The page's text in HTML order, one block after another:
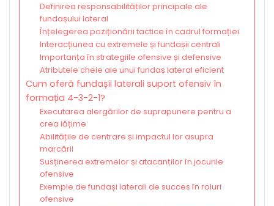
Definirea responsabilităților principale ale
fundașului lateral
Înțelegerea poziționării tactice în cadrul formației
Interacțiunea cu extremele și fundașii centrali
Importanța în strategiile ofensive și defensive
Atributele cheie ale unui fundaș lateral eficient
Cum oferă fundașii laterali suport ofensiv în
formația 4-3-2-1?
Executarea alergărilor de suprapunere pentru a
crea lățime
Abilitățile de centrare și impactul lor asupra
marcării
Susținerea extremelor și atacanților în jocurile
ofensive
Exemple de fundași laterali de succes în roluri
ofensive